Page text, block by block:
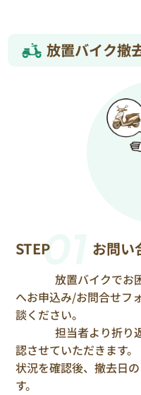
放置バイク撤
STEP01
お問い合
放置バイクでお困
へお申込み/お問合せフ
談ください。
担当者より折り返
認させていただきます。
状況を確認後、撤去日
す。